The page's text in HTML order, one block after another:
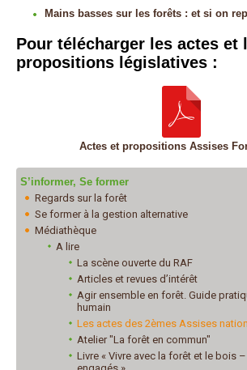
Mains basses sur les forêts : et si on
Pour télécharger les actes et
propositions législatives :
Actes et propositions Assises
S’informer, Se former
Regards sur la forêt
Se former à la gestion alternative
Médiathèque
A lire
La scène ouverte du RAF
Articles et revues d’intérêt
Agir ensemble en forêt. Guide
humain
Les actes des 2èmes Assises
Atelier "La forêt en commun"
Livre « Vivre avec la forêt et le bois